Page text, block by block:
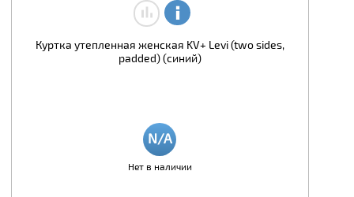
Куртка утепленная женская KV+ Levi (two sides,
padded) (синий)
Нет в наличии